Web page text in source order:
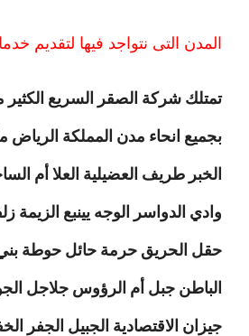
المدن التى نتواجد فيها لتقديم
تمتلك شركة الصقر السريع الكثير
بجميع انحاء مدن المملكة الرياض
الخبر طريف العضيلية العلا أم
وادي الدواسر الوجه يينبع الزيمة
حقل الحريق حرمة حائل حوطة
الباطن جبل أم الرؤوس جلاجل
جيزان الاقتصادية الجبيل الجفر